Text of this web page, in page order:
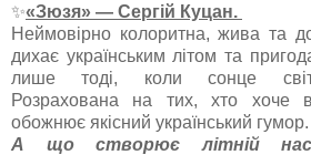
✨«Зюзя» — Сергій Куцан.
Неймовірно колоритна, жива та
дихає українським літом та
лише тоді, коли сонце
Розрахована на тих, хто хоче
обожнює якісний український гумор.
А що створює літній